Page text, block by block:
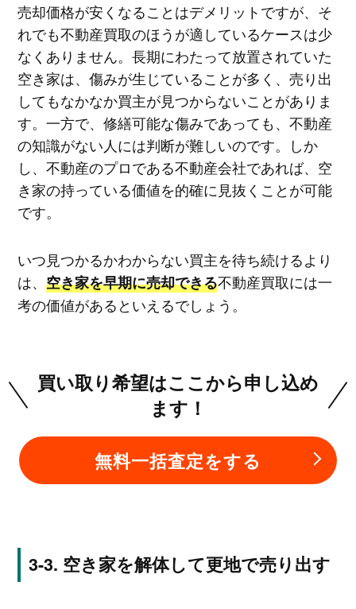
売却価格が安くなることはデメリットですが、そ
れでも不動産買取のほうが適しているケースは少
なくありません。長期にわたって放置されていた
空き家は、傷みが生じていることが多く、売り出
してもなかなか買主が見つからないことがありま
す。一方で、修繕可能な傷みであっても、不動産
の知識がない人には判断が難しいのです。しか
し、不動産のプロである不動産会社であれば、空
き家の持っている価値を的確に見抜くことが可能
です。
いつ見つかるかわからない買主を待ち続けるより
は、 空き家を早期に売却できる不動産買取には一
考の価値があるといえるでしょう。
買い取り希望はここから申し込め
ます！
無料一括査定をする
空き家を解体して更地で売り出す